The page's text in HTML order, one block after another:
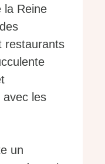
la Reine
restaurants
avec les
un